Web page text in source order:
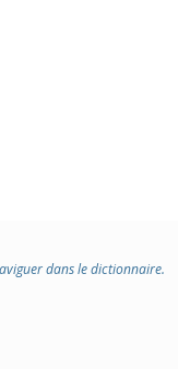
dans le dictionnaire.